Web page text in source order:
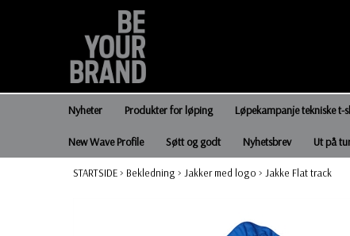
Nyheter Produkter for løping Løpekampanje tekniske
New Wave Profile Søtt og godt Nyhetsbrev Ut på
STARTSIDE> Bekledning > Jakker med logo > Jakke Flat track